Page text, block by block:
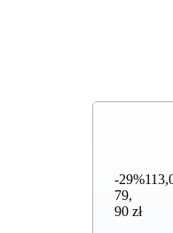
-29%
79,90 zł
79,
90 zł